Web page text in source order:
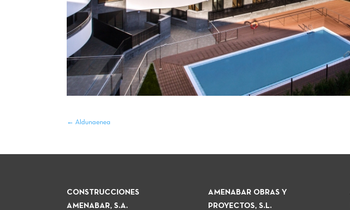
← Aldunaenea
CONSTRUCCIONES
AMENABAR, S.A.
AMENABAR OBRAS Y
PROYECTOS, S.L.